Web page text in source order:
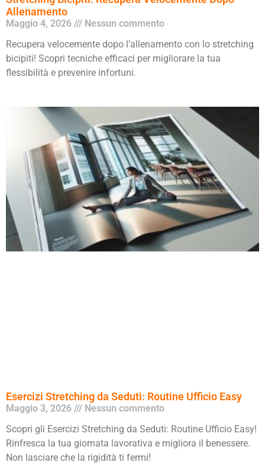
Allenamento
Maggio 4, 2026
Nessun commento
Recupera velocemente dopo l’allenamento con lo stretching
bicipiti! Scopri tecniche efficaci per migliorare la tua
flessibilità e prevenire infortuni.
Esercizi Stretching da Seduti: Routine Ufficio Easy
Maggio 3, 2026
Nessun commento
Scopri gli Esercizi Stretching da Seduti: Routine Ufficio Easy!
Rinfresca la tua giornata lavorativa e migliora il benessere.
Non lasciare che la rigidità ti fermi!